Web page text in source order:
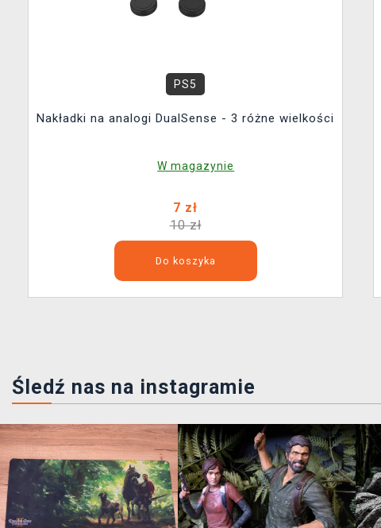
PS5
Nakładki na analogi DualSense - 3 różne wielkości
W magazynie
7 zł
10 zł
Do koszyka
Śledź nas na instagramie